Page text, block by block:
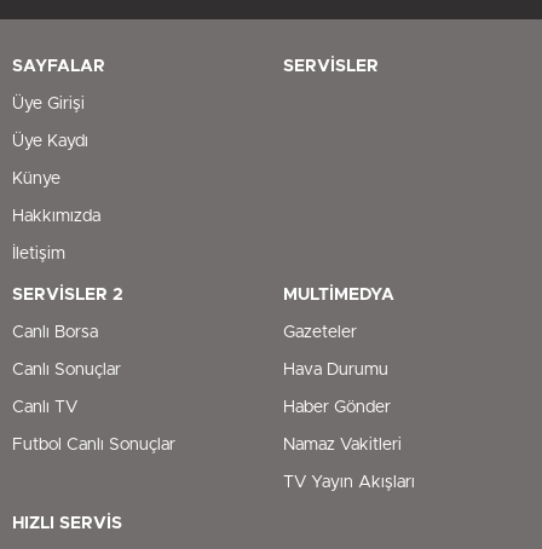
SAYFALAR
Üye Girişi
Üye Kaydı
Künye
Hakkımızda
İletişim
SERVİSLER
SERVİSLER 2
Canlı Borsa
Canlı Sonuçlar
Canlı TV
Futbol Canlı Sonuçlar
MULTİMEDYA
Gazeteler
Hava Durumu
Haber Gönder
Namaz Vakitleri
TV Yayın Akışları
HIZLI SERVİS